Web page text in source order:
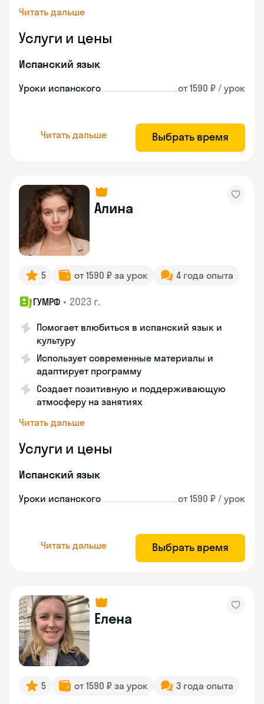
Читать дальше
Услуги и цены
Испанский язык
Уроки испанского от 1590 ₽ / урок
Читать дальше Выбрать время
Алина
5 от 1590 ₽ за урок 4 года опыта
ГУМРФ • 2023 г.
Помогает влюбиться в испанский язык и
культуру
Использует современные материалы и
адаптирует программу
Создает позитивную и поддерживающую
атмосферу на занятиях
Читать дальше
Услуги и цены
Испанский язык
Уроки испанского от 1590 ₽ / урок
Читать дальше Выбрать время
Елена
5 от 1590 ₽ за урок 3 года опыта